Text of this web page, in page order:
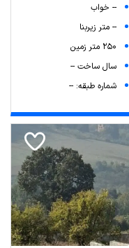
-- خواب
-- متر زیربنا
250 متر زمین
سال ساخت --
شماره طبقه: --